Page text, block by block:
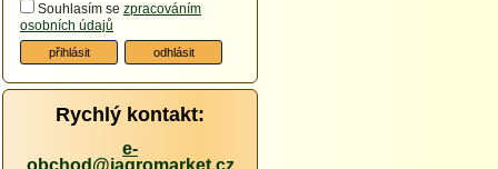
Souhlasím se zpracováním
osobních údajů
Rychlý kontakt:
e-
obchod@iagromarket.cz